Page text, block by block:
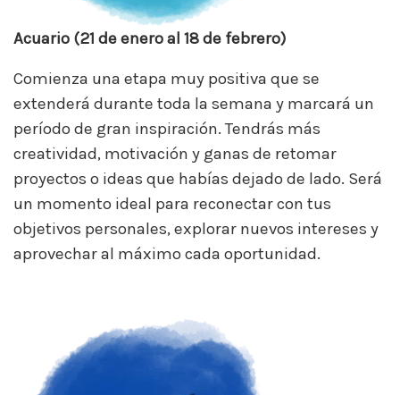
Acuario (21 de enero al 18 de febrero)
Comienza una etapa muy positiva que se
extenderá durante toda la semana y marcará un
período de gran inspiración. Tendrás más
creatividad, motivación y ganas de retomar
proyectos o ideas que habías dejado de lado. Será
un momento ideal para reconectar con tus
objetivos personales, explorar nuevos intereses y
aprovechar al máximo cada oportunidad.